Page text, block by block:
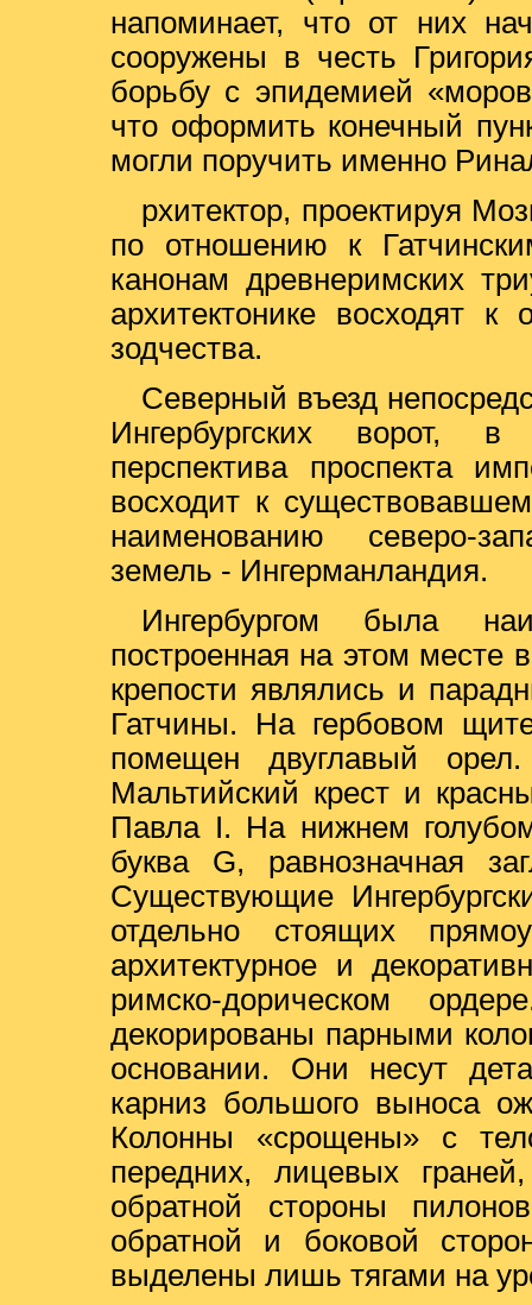
напоминает, что от них
сооружены в честь
борьбу с эпидемией
что оформить конечный
могли поручить именно
рхитектор, проектируя
по отношению к
канонам древнеримских
архитектонике восходят к
зодчества.
Северный въезд
Ингербургских ворот, в
перспектива проспекта
восходит к
наименованию северо-
земель - Ингерманландия.
Ингербургом была
построенная на этом месте
крепости являлись и
Гатчины. На гербовом
помещен двуглавый
Мальтийский крест и
Павла I. На нижнем
буква G, равнозначная
Существующие
отдельно стоящих
архитектурное и
римско-дорическом
декорированы парными
основании. Они несут
карниз большого выноса
Колонны «срощены» с
передних, лицевых
обратной стороны
обратной и боковой
выделены лишь тягами на